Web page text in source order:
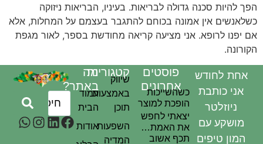
הפך להיות סכנה גדולה לבריאות. בעיניו, הבריאות ניזוקה
כשלאנשים אין אמונה בכוחם להתגבר בעצמם על המחלות, אלא
אם יפנו לרופא. אני מציעה קריאה מחודשת בספר, לאור מגפת
הקורונה.
מה
באתר?
עמוד
הבית
אודות
קטגוריות
שיווק
באמצעות
תוכן
השפעות
המדיה
פוסטים
אחרונים
כשהשייכות
הופכת למוצר
יצאתי לחפש
את האמת…
תכף אשוב
אחת לחודש
אני כותבת
ניוזלטר
מושקע עם
המון טיפים